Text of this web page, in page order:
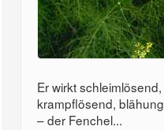
Er wirkt
krampflösend,
– der Fenchel...